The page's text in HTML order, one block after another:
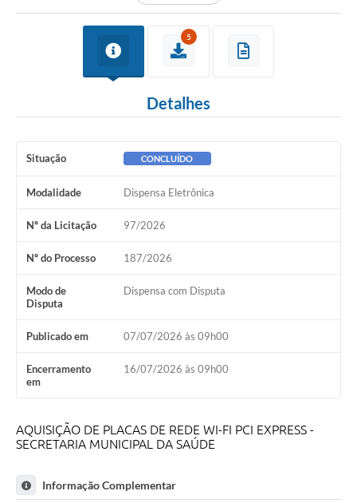
5
Detalhes
Situação CONCLUÍDO
Modalidade Dispensa Eletrônica
Nº da Licitação 97/2026
Nº do Processo 187/2026
Modo de
Disputa
Dispensa com Disputa
Publicado em 07/07/2026 às 09h00
Encerramento
em
16/07/2026 às 09h00
AQUISIÇÃO DE PLACAS DE REDE WI-FI PCI EXPRESS -
SECRETARIA MUNICIPAL DA SAÚDE
Informação Complementar